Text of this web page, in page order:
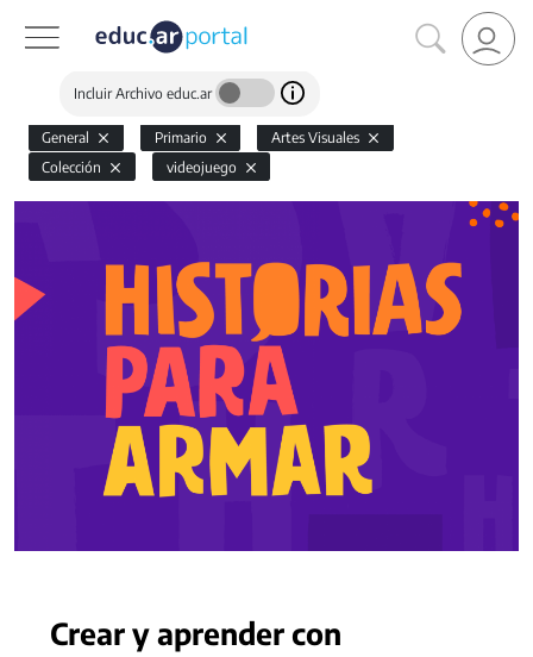
Incluir Archivo educ.ar
General Primario
Artes Visuales
Colección
videojuego
Crear y aprender con